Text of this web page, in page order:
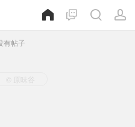
有帖子
© 原味谷